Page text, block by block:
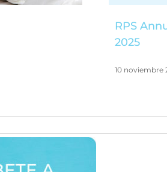
RPS
2025
10 noviembre